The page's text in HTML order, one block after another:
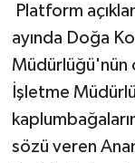
Platform
ayında Doğa
Müdürlüğü'nün
İşletme
sözü veren